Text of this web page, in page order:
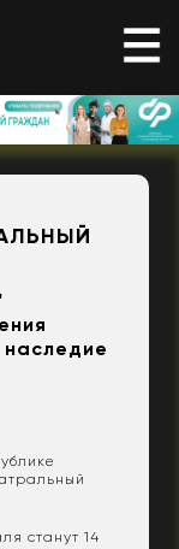
наследие
станут 14